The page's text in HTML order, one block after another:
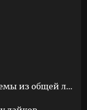
Исключить неинтересные темы из общей ленты